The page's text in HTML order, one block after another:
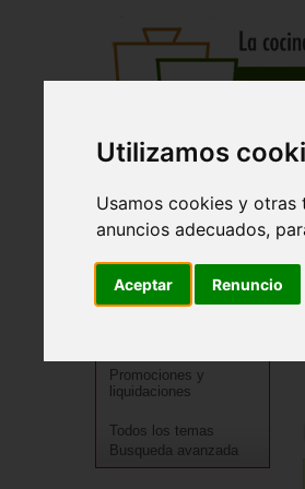
Utilizamos
Usamos cookies y
anuncios adecuados,
Aceptar Renuncio
Recetas Tienda
Tienda > >
Cocineros destacados
Especialidades
Promociones y
liquidaciones
Todos los temas
Busqueda avanzada